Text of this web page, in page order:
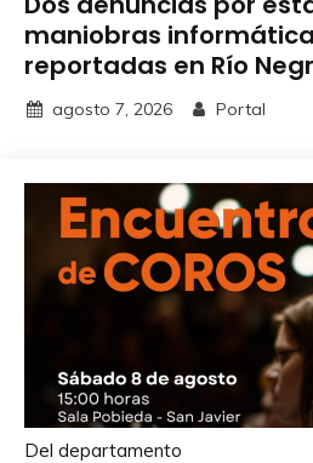
maniobras
reportadas en Río
agosto 7, 2026 Portal
Del departamento